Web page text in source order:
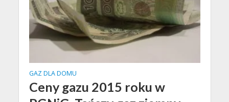
GAZ DLA DOMU
Ceny gazu 2015 roku w